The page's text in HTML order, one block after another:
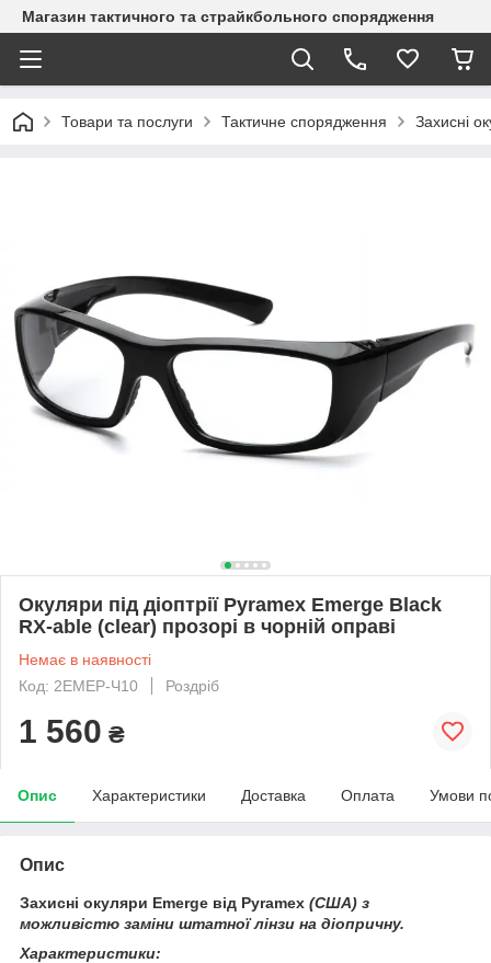
Магазин тактичного та страйкбольного спорядження
Товари та послуги Тактичне спорядження Захисні
Окуляри під діоптрії Pyramex Emerge Black
RX-able (clear) прозорі в чорній оправі
Немає в наявності
Код: 2ЕМЕР-Ч10
Роздріб
1 560 ₴
Опис Характеристики Доставка Оплата Умови
Опис
Захисні окуляри Emerge від Pyramex (США) з
можливістю заміни штатної лінзи на діопричну.
Характеристики: